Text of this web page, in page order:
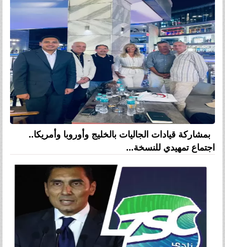
بمشاركة قيادات الجاليات بالخليج وأوروبا وأمريكا..
اجتماع تمهيدي للنسخة...